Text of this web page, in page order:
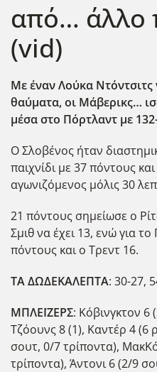
από… άλλο
(vid)
Με έναν Λούκα
θαύματα, οι Μάβερικς…
μέσα στο Πόρτλαντ με
Ο Σλοβένος ήταν
παιχνίδι με 37 πόντους
αγωνιζόμενος μόλις 30
21 πόντους σημείωσε ο
Σμιθ να έχει 13, ενώ για
πόντους και ο Τρεντ 16.
ΤΑ ΔΩΔΕΚΑΛΕΠΤΑ: 30-27,
ΜΠΛΕΪΖΕΡΣ: Κόβινγκτον 6
Τζόουνς 8 (1), Καντέρ 4 (6
σουτ, 0/7 τρίποντα),
τρίποντα), Άντονι 6 (2/9